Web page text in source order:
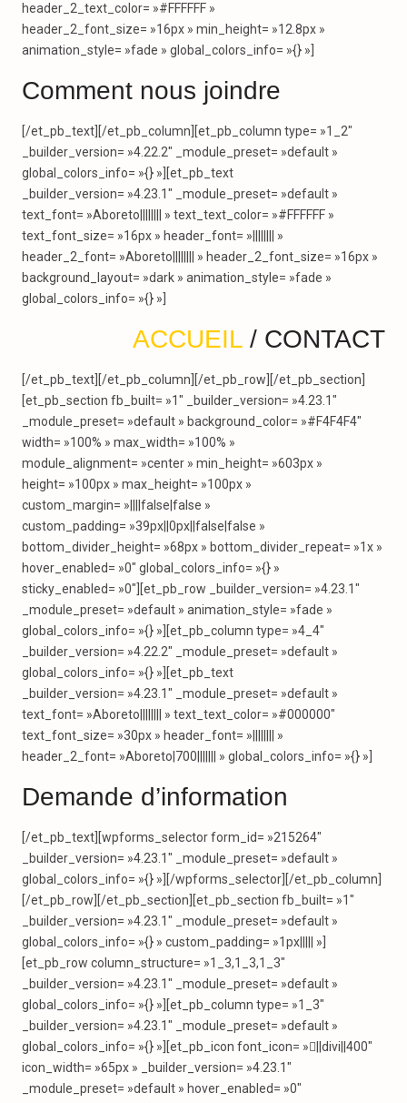
header_2_text_color= »#FFFFFF »
header_2_font_size= »16px » min_height= »12.8px »
animation_style= »fade » global_colors_info= »{} »]
Comment nous joindre
[/et_pb_text][/et_pb_column][et_pb_column type= »1_2″
_builder_version= »4.22.2″ _module_preset= »default »
global_colors_info= »{} »][et_pb_text
_builder_version= »4.23.1″ _module_preset= »default »
text_font= »Aboreto|||||||| » text_text_color= »#FFFFFF »
text_font_size= »16px » header_font= »|||||||| »
header_2_font= »Aboreto|||||||| » header_2_font_size= »16px »
background_layout= »dark » animation_style= »fade »
global_colors_info= »{} »]
ACCUEIL / CONTACT
[/et_pb_text][/et_pb_column][/et_pb_row][/et_pb_section]
[et_pb_section fb_built= »1″ _builder_version= »4.23.1″
_module_preset= »default » background_color= »#F4F4F4″
width= »100% » max_width= »100% »
module_alignment= »center » min_height= »603px »
height= »100px » max_height= »100px »
custom_margin= »||||false|false »
custom_padding= »39px||0px||false|false »
bottom_divider_height= »68px » bottom_divider_repeat= »1x »
hover_enabled= »0″ global_colors_info= »{} »
sticky_enabled= »0″][et_pb_row _builder_version= »4.23.1″
_module_preset= »default » animation_style= »fade »
global_colors_info= »{} »][et_pb_column type= »4_4″
_builder_version= »4.22.2″ _module_preset= »default »
global_colors_info= »{} »][et_pb_text
_builder_version= »4.23.1″ _module_preset= »default »
text_font= »Aboreto|||||||| » text_text_color= »#000000″
text_font_size= »30px » header_font= »|||||||| »
header_2_font= »Aboreto|700||||||| » global_colors_info= »{} »]
Demande d’information
[/et_pb_text][wpforms_selector form_id= »215264″
_builder_version= »4.23.1″ _module_preset= »default »
global_colors_info= »{} »][/wpforms_selector][/et_pb_column]
[/et_pb_row][/et_pb_section][et_pb_section fb_built= »1″
_builder_version= »4.23.1″ _module_preset= »default »
global_colors_info= »{} » custom_padding= »1px||||| »]
[et_pb_row column_structure= »1_3,1_3,1_3″
_builder_version= »4.23.1″ _module_preset= »default »
global_colors_info= »{} »][et_pb_column type= »1_3″
_builder_version= »4.23.1″ _module_preset= »default »
global_colors_info= »{} »][et_pb_icon font_icon= »||divi||400″
icon_width= »65px » _builder_version= »4.23.1″
_module_preset= »default » hover_enabled= »0″